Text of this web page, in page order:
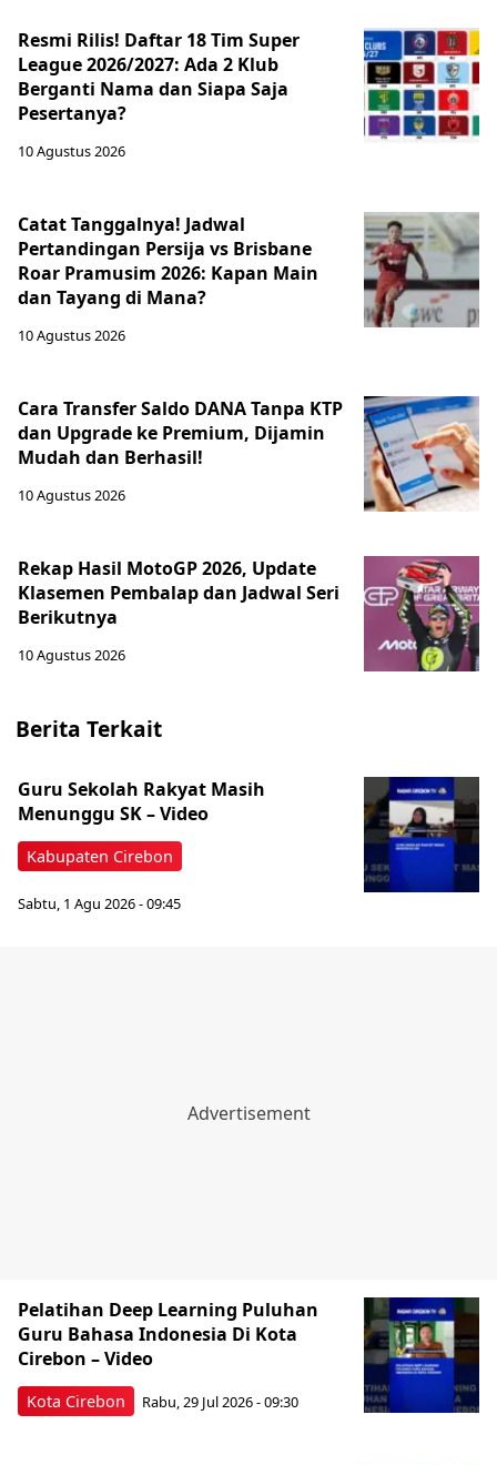
Resmi Rilis! Daftar 18 Tim Super
League 2026/2027: Ada 2 Klub
Berganti Nama dan Siapa Saja
Pesertanya?
10 Agustus 2026
Catat Tanggalnya! Jadwal
Pertandingan Persija vs Brisbane
Roar Pramusim 2026: Kapan Main
dan Tayang di Mana?
10 Agustus 2026
Cara Transfer Saldo DANA Tanpa KTP
dan Upgrade ke Premium, Dijamin
Mudah dan Berhasil!
10 Agustus 2026
Rekap Hasil MotoGP 2026, Update
Klasemen Pembalap dan Jadwal Seri
Berikutnya
10 Agustus 2026
Berita Terkait
Kabupaten Cirebon
‎Guru Sekolah Rakyat Masih
Menunggu SK – Video
Sabtu, 1 Agu 2026 - 09:45
Kota Cirebon
Pelatihan Deep Learning Puluhan
Guru Bahasa Indonesia Di Kota
Cirebon – Video
Rabu, 29 Jul 2026 - 09:30